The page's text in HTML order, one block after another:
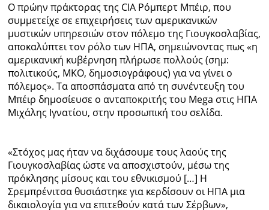
Πολιτική
Οικονομία
Αθλητικά
Κόσμος
Εκπομπές
Ο πρώην πράκτορας της CIA Ρόμπερτ Μπέιρ, που
συμμετείχε σε επιχειρήσεις των αμερικανικών
μυστικών υπηρεσιών στον πόλεμο της Γιουγκοσλαβίας,
αποκαλύπτει τον ρόλο των ΗΠΑ, σημειώνοντας πως «η
αμερικανική κυβέρνηση πλήρωσε πολλούς (σημ:
πολιτικούς, ΜΚΟ, δημοσιογράφους) για να γίνει ο
πόλεμος». Τα αποσπάσματα από τη συνέντευξη του
Μπέιρ δημοσίευσε ο ανταποκριτής του Mega στις ΗΠΑ
Μιχάλης Ιγνατίου, στην προσωπική του σελίδα.
«Στόχος μας ήταν να διχάσουμε τους λαούς της
Γιουγκοσλαβίας ώστε να αποσχιστούν, μέσω της
πρόκλησης μίσους και του εθνικισμού […] Η
Σρεμπρένιτσα θυσιάστηκε για κερδίσουν οι ΗΠΑ μια
δικαιολογία για να επιτεθούν κατά των Σέρβων»,